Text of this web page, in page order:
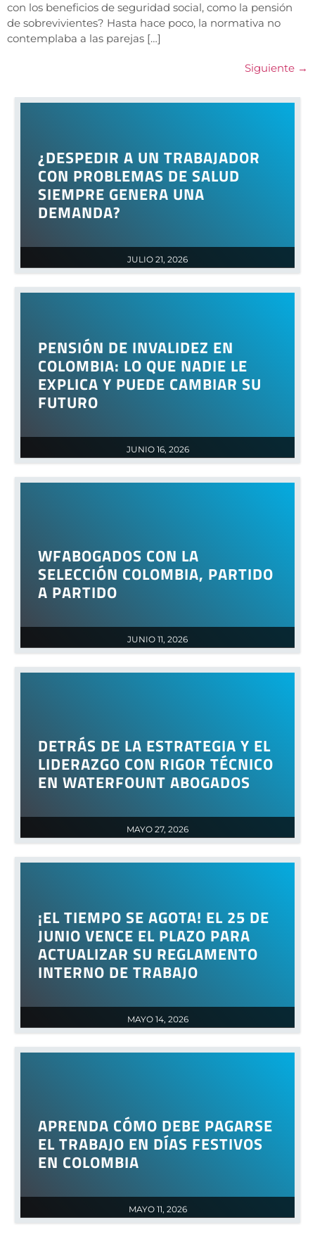
con los beneficios de seguridad social, como la pensión
de sobrevivientes? Hasta hace poco, la normativa no
contemplaba a las parejas […]
Siguiente →
JULIO 21, 2026
¿DESPEDIR A UN TRABAJADOR
CON PROBLEMAS DE SALUD
SIEMPRE GENERA UNA
DEMANDA?
JUNIO 16, 2026
PENSIÓN DE INVALIDEZ EN
COLOMBIA: LO QUE NADIE LE
EXPLICA Y PUEDE CAMBIAR SU
FUTURO
JUNIO 11, 2026
WFABOGADOS CON LA
SELECCIÓN COLOMBIA, PARTIDO
A PARTIDO
MAYO 27, 2026
DETRÁS DE LA ESTRATEGIA Y EL
LIDERAZGO CON RIGOR TÉCNICO
EN WATERFOUNT ABOGADOS
MAYO 14, 2026
¡EL TIEMPO SE AGOTA! EL 25 DE
JUNIO VENCE EL PLAZO PARA
ACTUALIZAR SU REGLAMENTO
INTERNO DE TRABAJO
MAYO 11, 2026
APRENDA CÓMO DEBE PAGARSE
EL TRABAJO EN DÍAS FESTIVOS
EN COLOMBIA